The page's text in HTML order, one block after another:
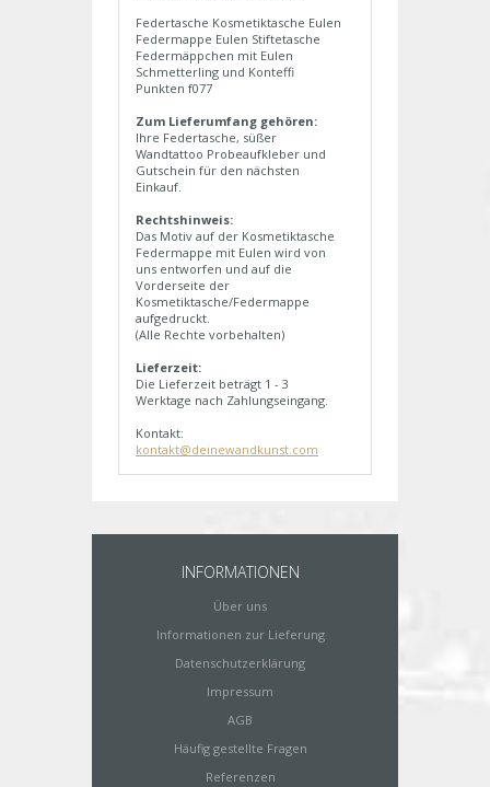
Federtasche Kosmetiktasche Eulen
Federmappe Eulen Stiftetasche
Federmäppchen mit Eulen
Schmetterling und Konteffi
Punkten f077
Zum Lieferumfang gehören:
Ihre Federtasche, süßer
Wandtattoo Probeaufkleber und
Gutschein für den nächsten
Einkauf.
Rechtshinweis:
Das Motiv auf der Kosmetiktasche
Federmappe mit Eulen wird von
uns entworfen und auf die
Vorderseite der
Kosmetiktasche/Federmappe
aufgedruckt.
(Alle Rechte vorbehalten)
Lieferzeit:
Die Lieferzeit beträgt 1 - 3
Werktage nach Zahlungseingang.
Kontakt:
kontakt@deinewandkunst.com
INFORMATIONEN
Über uns
Informationen zur Lieferung
Datenschutzerklärung
Impressum
AGB
Häufig gestellte Fragen
Referenzen